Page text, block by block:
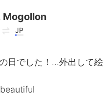
Mogollon
JP
日でした！…外出して